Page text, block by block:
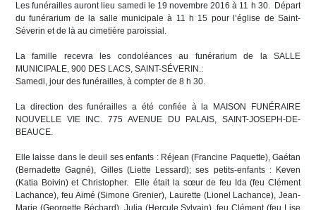
Les funérailles auront lieu samedi le 19 novembre 2016 à 11 h 30. Départ
du funérarium de la salle municipale à 11 h 15 pour l’église de Saint-
Séverin et de là au cimetière paroissial.
La famille recevra les condoléances au funérarium de la SALLE
MUNICIPALE, 900 DES LACS, SAINT-SÉVERIN.:
Samedi, jour des funérailles, à compter de 8 h 30.
La direction des funérailles a été confiée à la MAISON FUNÉRAIRE
NOUVELLE VIE INC. 775 AVENUE DU PALAIS, SAINT-JOSEPH-DE-
BEAUCE.
Elle laisse dans le deuil ses enfants : Réjean (Francine Paquette), Gaétan
(Bernadette Gagné), Gilles (Liette Lessard); ses petits-enfants : Keven
(Katia Boivin) et Christopher. Elle était la sœur de feu Ida (feu Clément
Lachance), feu Aimé (Simone Grenier), Laurette (Lionel Lachance), Jean-
Marie (Georgette Béchard), Julia (Hercule Sylvain), feu Clément (feu Lise